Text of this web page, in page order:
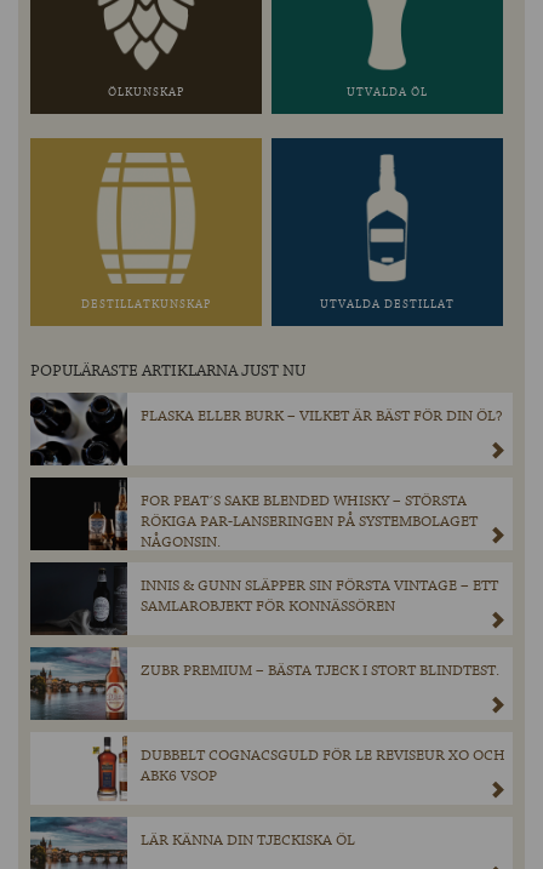
ÖLKUNSKAP UTVALDA ÖL
DESTILLATKUNSKAP UTVALDA DESTILLAT
POPULÄRASTE ARTIKLARNA JUST NU
FLASKA ELLER BURK – VILKET ÄR BÄST FÖR DIN ÖL?
FOR PEAT´S SAKE BLENDED WHISKY – STÖRSTA
RÖKIGA PAR-LANSERINGEN PÅ SYSTEMBOLAGET
NÅGONSIN.
INNIS & GUNN SLÄPPER SIN FÖRSTA VINTAGE – ETT
SAMLAROBJEKT FÖR KONNÄSSÖREN
ZUBR PREMIUM – BÄSTA TJECK I STORT BLINDTEST.
DUBBELT COGNACSGULD FÖR LE REVISEUR XO OCH
ABK6 VSOP
LÄR KÄNNA DIN TJECKISKA ÖL